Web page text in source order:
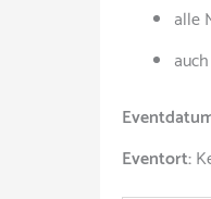
alle
Eventort: